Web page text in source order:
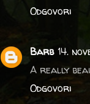
Odgovori
Barb 14.
A really
Odgovori